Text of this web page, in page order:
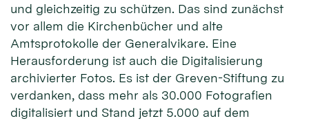
und gleichzeitig zu schützen. Das sind zunächst
vor allem die Kirchenbücher und alte
Amtsprotokolle der Generalvikare. Eine
Herausforderung ist auch die Digitalisierung
archivierter Fotos. Es ist der Greven-Stiftung zu
verdanken, dass mehr als 30.000 Fotografien
digitalisiert und Stand jetzt 5.000 auf dem